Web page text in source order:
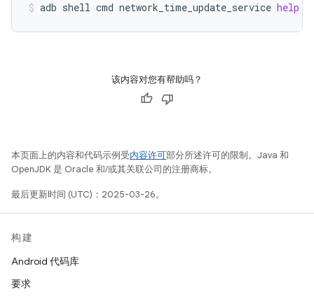
adb shell cmd network_time_update_service help
该内容对您有帮助吗？
本页面上的内容和代码示例受内容许可部分所述许可的限制。Java 和
OpenJDK 是 Oracle 和/或其关联公司的注册商标。
最后更新时间 (UTC)：2025-03-26。
构建
Android 代码库
要求